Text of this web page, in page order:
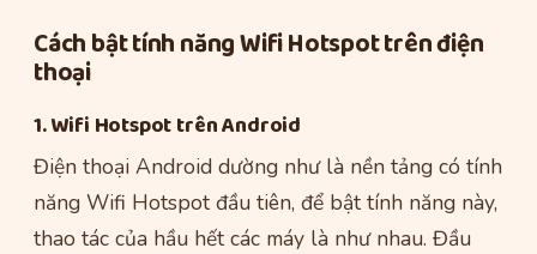
Cách bật tính năng Wifi Hotspot trên điện
thoại
1. Wifi Hotspot trên Android
Điện thoại Android dường như là nền tảng có tính
năng Wifi Hotspot đầu tiên, để bật tính năng này,
thao tác của hầu hết các máy là như nhau. Đầu